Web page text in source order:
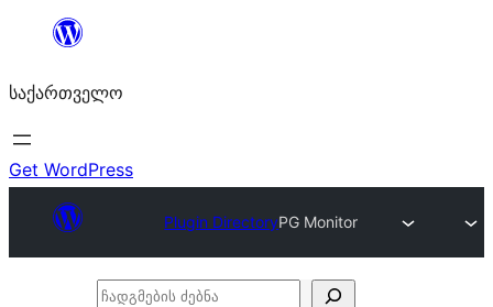
შიგთავსზე
საქართველო
Get WordPress
Plugin DirectoryPG Monitor
ჩადგმების